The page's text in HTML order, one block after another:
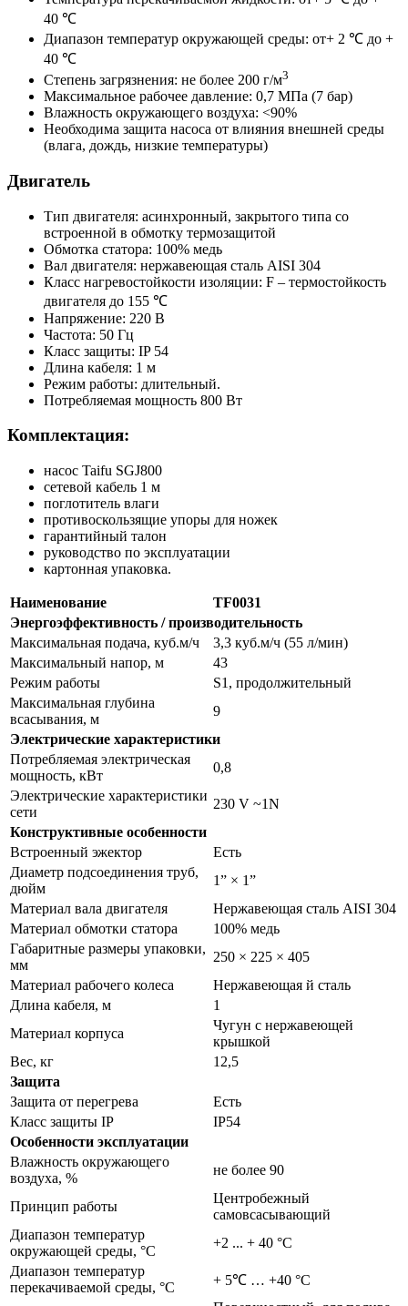
40 ℃
Диапазон температур окружающей среды: от+ 2 ℃ до +
40 ℃
Степень загрязнения: не более 200 г/м3
Максимальное рабочее давление: 0,7 МПа (7 бар)
Влажность окружающего воздуха: <90%
Необходима защита насоса от влияния внешней среды
(влага, дождь, низкие температуры)
Двигатель
Тип двигателя: асинхронный, закрытого типа со
встроенной в обмотку термозащитой
Обмотка статора: 100% медь
Вал двигателя: нержавеющая сталь AISI 304
Класс нагревостойкости изоляции: F – термостойкость
двигателя до 155 ℃
Напряжение: 220 В
Частота: 50 Гц
Класс защиты: IP 54
Длина кабеля: 1 м
Режим работы: длительный.
Потребляемая мощность 800 Вт
Комплектация:
насос Taifu SGJ800
сетевой кабель 1 м
поглотитель влаги
противоскользящие упоры для ножек
гарантийный талон
руководство по эксплуатации
картонная упаковка.
Наименование
TF0031
Энергоэффективность / производительность
Максимальная подача, куб.м/ч
3,3 куб.м/ч (55 л/мин)
Максимальный напор, м
43
Режим работы
S1, продолжительный
Максимальная глубина
всасывания, м
9
Электрические характеристики
Потребляемая электрическая
мощность, кВт
0,8
Электрические характеристики
сети
230 V ~1N
Конструктивные особенности
Встроенный эжектор
Есть
Диаметр подсоединения труб,
дюйм
1” × 1”
Материал вала двигателя
Нержавеющая сталь AISI 304
Материал обмотки статора
100% медь
Габаритные размеры упаковки,
мм
250 × 225 × 405
Материал рабочего колеса
Нержавеющая й сталь
Длина кабеля, м
1
Материал корпуса
Чугун с нержавеющей
крышкой
Вес, кг
12,5
Защита
Защита от перегрева
Есть
Класс защиты IP
IP54
Особенности эксплуатации
Влажность окружающего
воздуха, %
не более 90
Принцип работы
Центробежный
самовсасывающий
Диапазон температур
окружающей среды, °С
+2 ... + 40 °C
Диапазон температур
перекачиваемой среды, °С
+ 5℃ … +40 °С